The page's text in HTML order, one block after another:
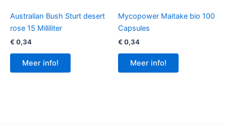
Australian Bush Sturt desert
rose 15 Milliliter
€ 0,34
Meer info!
Mycopower Maitake bio 100
Capsules
€ 0,34
Meer info!